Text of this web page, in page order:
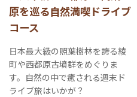
原を巡る自然満喫ドライブ
コース
日本最大級の照葉樹林を誇る綾
町や西都原古墳群をめぐりま
す。自然の中で癒される週末ド
ライブ旅はいかが？